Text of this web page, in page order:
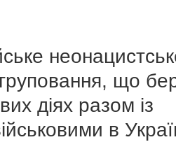
що
діях разом із
в